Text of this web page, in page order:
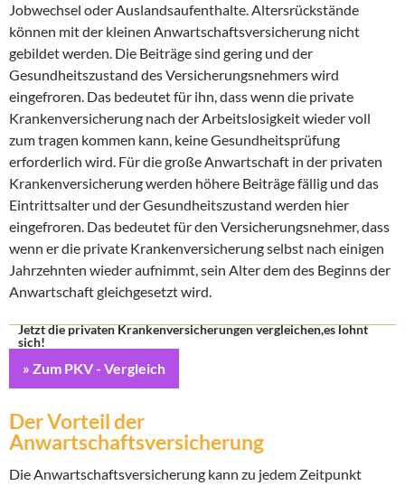
Jobwechsel oder Auslandsaufenthalte. Altersrückstände
können mit der kleinen Anwartschaftsversicherung nicht
gebildet werden. Die Beiträge sind gering und der
Gesundheitszustand des Versicherungsnehmers wird
eingefroren. Das bedeutet für ihn, dass wenn die private
Krankenversicherung nach der Arbeitslosigkeit wieder voll
zum tragen kommen kann, keine Gesundheitsprüfung
erforderlich wird. Für die große Anwartschaft in der privaten
Krankenversicherung werden höhere Beiträge fällig und das
Eintrittsalter und der Gesundheitszustand werden hier
eingefroren. Das bedeutet für den Versicherungsnehmer, dass
wenn er die private Krankenversicherung selbst nach einigen
Jahrzehnten wieder aufnimmt, sein Alter dem des Beginns der
Anwartschaft gleichgesetzt wird.
Jetzt die privaten Krankenversicherungen vergleichen,es lohnt
sich!
» Zum PKV - Vergleich
Der Vorteil der
Anwartschaftsversicherung
Die Anwartschaftsversicherung kann zu jedem Zeitpunkt